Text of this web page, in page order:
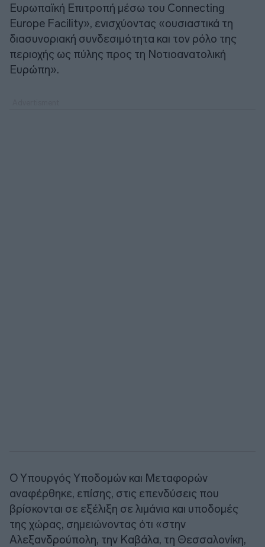
Ευρωπαϊκή Επιτροπή μέσω του Connecting
Europe Facility», ενισχύοντας «ουσιαστικά τη
διασυνοριακή συνδεσιμότητα και τον ρόλο της
περιοχής ως πύλης προς τη Νοτιοανατολική
Ευρώπη».
Ο Υπουργός Υποδομών και Μεταφορών
αναφέρθηκε, επίσης, στις επενδύσεις που
βρίσκονται σε εξέλιξη σε λιμάνια και υποδομές
της χώρας, σημειώνοντας ότι «στην
Αλεξανδρούπολη, την Καβάλα, τη Θεσσαλονίκη,